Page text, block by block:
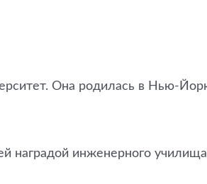
Она родилась в Нью-
наградой инженерного